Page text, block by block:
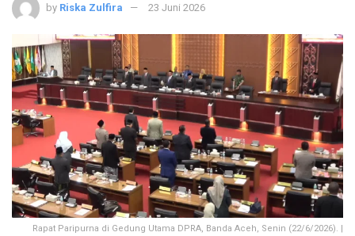
by Riska Zulfira 23 Juni 2026
Rapat Paripurna di Gedung Utama DPRA, Banda Aceh, Senin (22/6/2026). |